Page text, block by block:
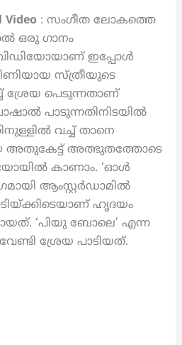
Video : സംഗീത ലോകത്തെ
ഒരു ഗാനം
ഇപ്പോൾ
സ്ത്രീയുടെ
ശ്രേയ പെടുന്നതാണ്
പാടുന്നതിനിടയിൽ
വച്ച് താനെ
അതുകേട്ട് അത്ഭുതത്തോടെ
കാണാം. ‘ഓൾ
ആംസ്റ്റർഡാമിൽ
ഹൃദയം
‘പിയു ബോലെ’ എന്ന
ശ്രേയ പാടിയത്.